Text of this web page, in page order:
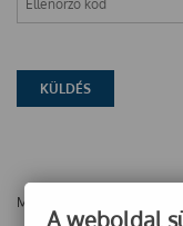
Még nincsenek
A weboldal